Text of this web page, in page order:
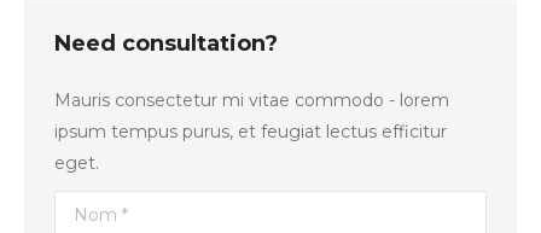
Need consultation?
Mauris consectetur mi vitae commodo - lorem
ipsum tempus purus, et feugiat lectus efficitur
eget.
Nom *